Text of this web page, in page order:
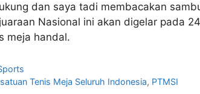
dan saya tadi membacakan
Nasional ini akan digelar pada
meja handal.
Tenis Meja Seluruh Indonesia, PTMSI